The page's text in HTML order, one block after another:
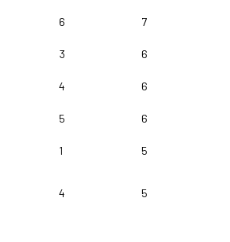
6 7
3 6
4 6
5 6
1 5
4 5